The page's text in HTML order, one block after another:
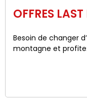
OFFRES
Besoin de changer
montagne et